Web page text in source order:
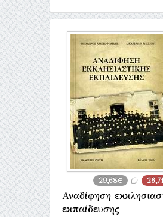
29,68€
Αναδίφηση
εκπαίδευσης